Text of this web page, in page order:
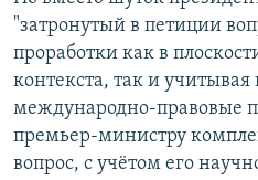
"затронутый в петиции
проработки как в
контекста, так и
международно-правовые
премьер-министру
вопрос, с учётом его